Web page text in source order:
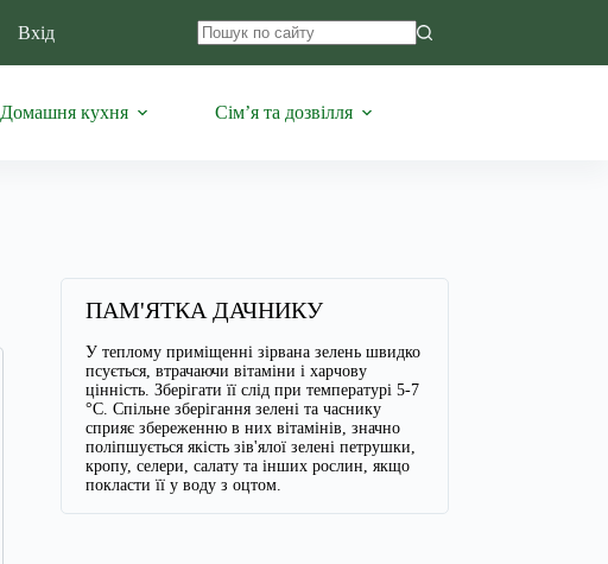
Вхід
Домашня кухня Сім’я та дозвілля
ПАМ'ЯТКА ДАЧНИКУ
У теплому приміщенні зірвана зелень швидко
псується, втрачаючи вітаміни і харчову
цінність. Зберігати її слід при температурі 5-7
°С. Спільне зберігання зелені та часнику
сприяє збереженню в них вітамінів, значно
поліпшується якість зів'ялої зелені петрушки,
кропу, селери, салату та інших рослин, якщо
покласти її у воду з оцтом.